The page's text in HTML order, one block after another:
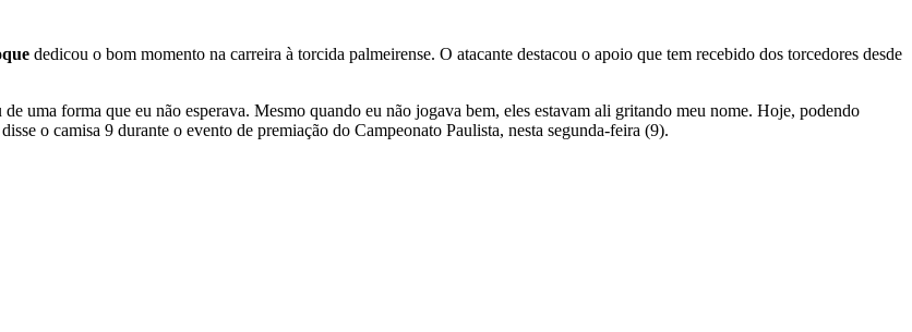
dedicou o bom momento na carreira à torcida palmeirense. O atacante destacou o apoio que tem recebido dos torcedores desde
uma forma que eu não esperava. Mesmo quando eu não jogava bem, eles estavam ali gritando meu nome. Hoje, podendo
o camisa 9 durante o evento de premiação do Campeonato Paulista, nesta segunda-feira (9).